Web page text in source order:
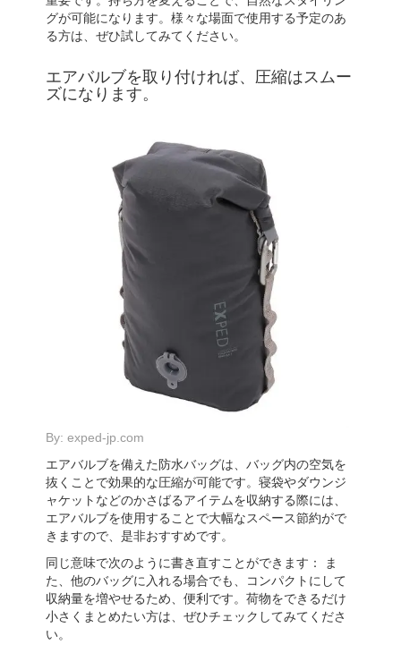
グが可能になります。様々な場面で使用する予定のあ
る方は、ぜひ試してみてください。
エアバルブを取り付ければ、圧縮はスムー
ズになります。
By: exped-jp.com
エアバルブを備えた防水バッグは、バッグ内の空気を
抜くことで効果的な圧縮が可能です。寝袋やダウンジ
ャケットなどのかさばるアイテムを収納する際には、
エアバルブを使用することで大幅なスペース節約がで
きますので、是非おすすめです。
同じ意味で次のように書き直すことができます： ま
た、他のバッグに入れる場合でも、コンパクトにして
収納量を増やせるため、便利です。荷物をできるだけ
小さくまとめたい方は、ぜひチェックしてみてくださ
い。